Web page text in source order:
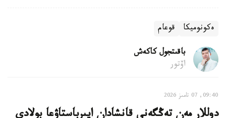
ەكونوميكا قوعام
باقىتجول كاكەش
اۆتور
09:40, 07 تامىز 2026